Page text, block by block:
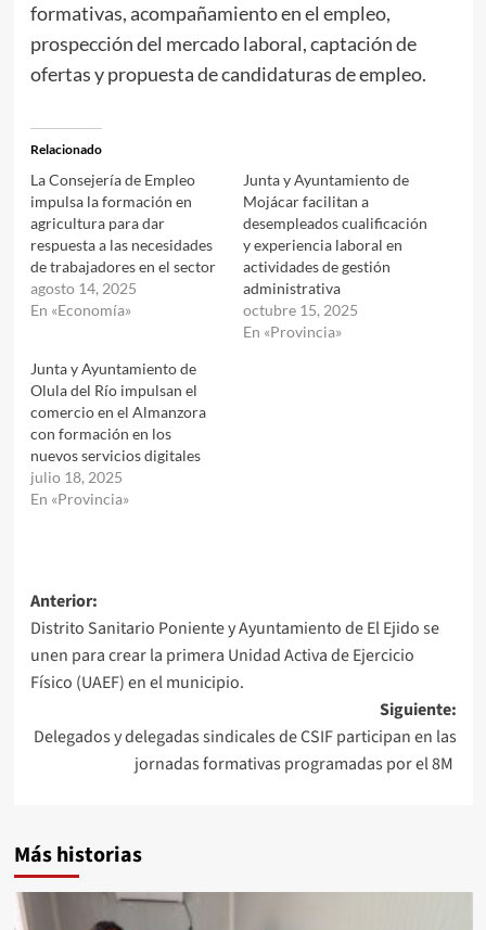
formativas, acompañamiento en el empleo,
prospección del mercado laboral, captación de
ofertas y propuesta de candidaturas de empleo.
Relacionado
La Consejería de Empleo
impulsa la formación en
agricultura para dar
respuesta a las necesidades
de trabajadores en el sector
agosto 14, 2025
En «Economía»
Junta y Ayuntamiento de
Mojácar facilitan a
desempleados cualificación
y experiencia laboral en
actividades de gestión
administrativa
octubre 15, 2025
En «Provincia»
Junta y Ayuntamiento de
Olula del Río impulsan el
comercio en el Almanzora
con formación en los
nuevos servicios digitales
julio 18, 2025
En «Provincia»
Navegación
de
entradas
Anterior:
Distrito Sanitario Poniente y Ayuntamiento de El Ejido se
unen para crear la primera Unidad Activa de Ejercicio
Físico (UAEF) en el municipio.
Siguiente:
Delegados y delegadas sindicales de CSIF participan en las
jornadas formativas programadas por el 8M
Más historias